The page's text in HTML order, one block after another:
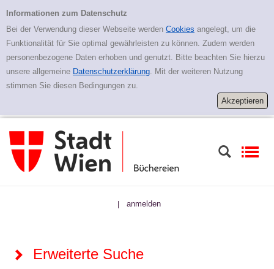
Erweiterte Suche
Informationen zum Datenschutz
Bei der Verwendung dieser Webseite werden Cookies angelegt, um die
Funktionalität für Sie optimal gewährleisten zu können. Zudem werden
personenbezogene Daten erhoben und genutzt. Bitte beachten Sie hierzu
unsere allgemeine Datenschutzerklärung. Mit der weiteren Nutzung
stimmen Sie diesen Bedingungen zu.
| anmelden
Erweiterte Suche